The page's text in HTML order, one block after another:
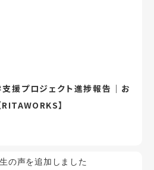
援プロジェクト進捗報告｜お
】